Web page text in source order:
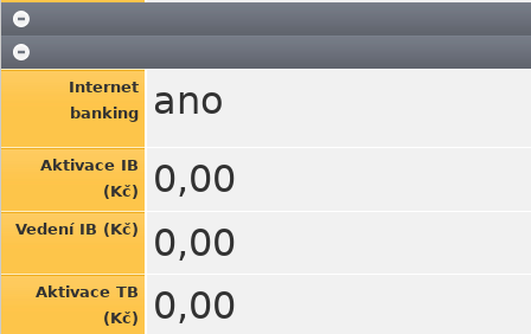
Internet
banking
ano
Aktivace IB
(Kč)
0,00
Vedení IB (Kč) 0,00
Aktivace TB
(Kč)
0,00